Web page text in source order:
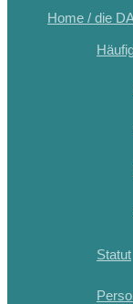
Home / die
Statut